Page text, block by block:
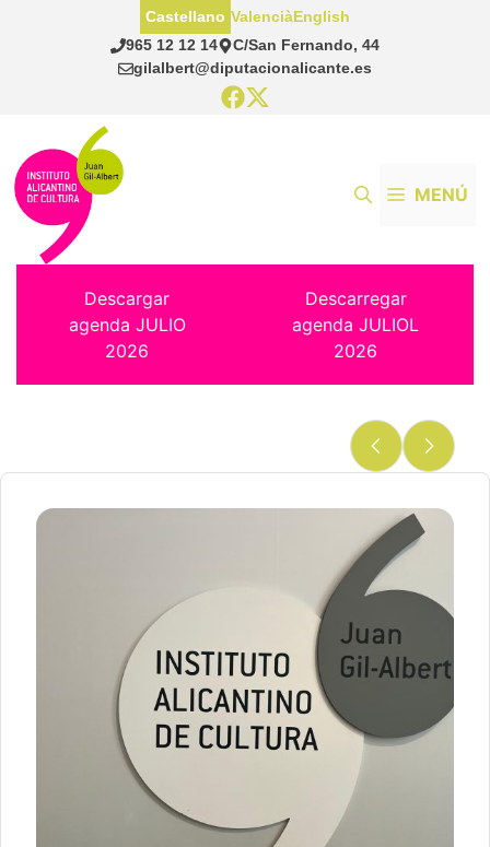
965 12 12 14
C/San Fernando, 44
gilalbert@diputacionalicante.es
Castellano ValenciàEnglish
MENÚ
Descargar
agenda JULIO
2026
Descarregar
agenda JULIOL
2026